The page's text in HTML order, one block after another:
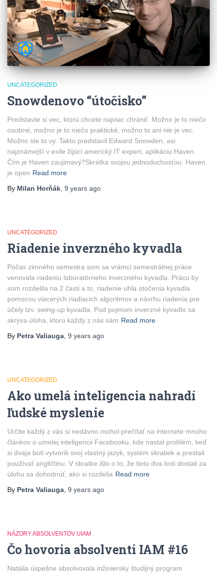
UNCATEGORIZED
Snowdenovo “útočisko”
Predstavte si vec, ktorú chcete najviac chrániť. Možno je to niečo
osobné, možno je to niečo praktické, možno to ani nie je vec.
Možno ste to vy. Takto predstavil Edward Snowden, asi
najznámejší v exile žijúci americký IT expert, aplikáciu Haven.
Čím je Haven zaujimavý?Skrátka svojou jednoduchosťou. Haven
je open Read more
By Milan Horňák 9 years ago
UNCATEGORIZED
Riadenie inverzného kyvadla
Počas zimného semestra som sa vrámci semestrálnej práce
venovala riadeniu laboratórneho inverzného kyvadla. Prácu by
som rozdelila na 2 časti a to, riadenie uhla otočenia kyvadla
pomocou viacerých riadiacich algoritmov a návrhu riadenia pre
účely tzv. swing-up kyvadla. Pod pojmom inverzné kyvadlo sa
skrýva úloha, ktorú každý z nás sám Read more
By Petra Valiauga 9 years ago
UNCATEGORIZED
Ako umelá inteligencia nahradí
ľudské myslenie
Určite každý z vás si nedávno mohol prečítať na internete mnoho
článkov o umelej inteligencii Facebooku, kde nastal problém, keď
si dvaja boti vytvorili svoj vlastný jazyk, systém skratiek a prestali
používať angličtinu. V skratke išlo o to, že tieto dva boti dostali za
úlohu sa dohodnúť, ako si rozdelia Read more
By Petra Valiauga 9 years ago
NÁZORY ABSOLVENTOV UIAM
Čo hovoria absolventi IAM #16
Natália úspešne absolvovala inžiniersky študijný program